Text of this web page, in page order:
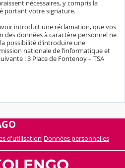
nécessaires, y compris la
portant votre signature.
introduit une réclamation, que vos
données à caractère personnel ne
possibilité d’introduire une
nationale de l’informatique et
: 3 Place de Fontenoy – TSA
d'utilisation Données personnelles